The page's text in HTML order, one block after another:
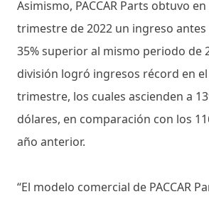
Asimismo, PACCAR Parts obtuvo
trimestre de 2022 un ingreso
35% superior al mismo periodo de
división logró ingresos récord en
trimestre, los cuales ascienden a
dólares, en comparación con los
año anterior.
“El modelo comercial de PACCAR